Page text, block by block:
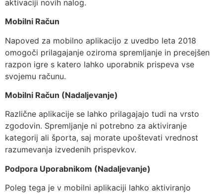
aktivaciji novih nalog.
Mobilni Račun
Napoved za mobilno aplikacijo z uvedbo leta 2018
omogoči prilagajanje oziroma spremljanje in precejšen
razpon igre s katero lahko uporabnik prispeva vse
svojemu računu.
Mobilni Račun (Nadaljevanje)
Različne aplikacije se lahko prilagajajo tudi na vrsto
zgodovin. Spremljanje ni potrebno za aktiviranje
kategorij ali športa, saj morate upoštevati vrednost
razumevanja izvedenih prispevkov.
Podpora Uporabnikom (Nadaljevanje)
Poleg tega je v mobilni aplikaciji lahko aktiviranjo